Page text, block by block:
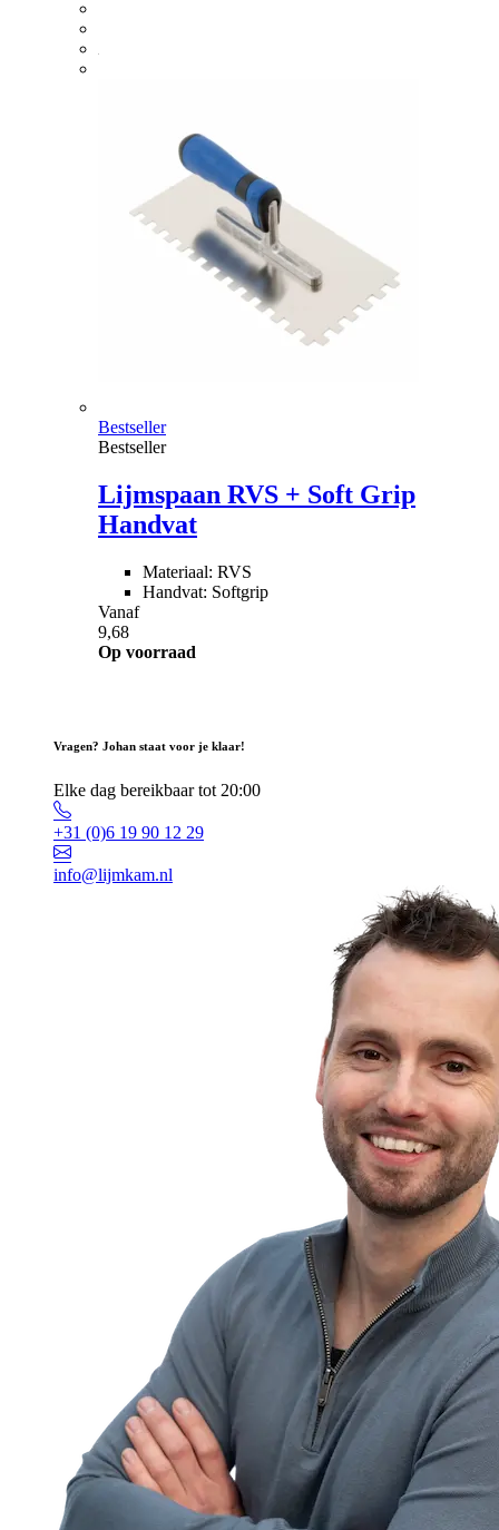
Bestseller
Bestseller
Lijmspaan RVS + Soft Grip
Handvat
Materiaal: RVS
Handvat: Softgrip
Vanaf
9,68
Op voorraad
Vragen? Johan staat voor je klaar!
Elke dag bereikbaar tot 20:00
+31 (0)6 19 90 12 29
info@lijmkam.nl